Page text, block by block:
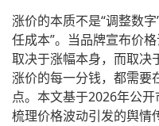
涨价的本质不是“调整数
任成本”。当品牌宣布价
取决于涨幅本身，而取
涨价的每一分钱，都需要
点。本文基于2026年公
梳理价格波动引发的舆情